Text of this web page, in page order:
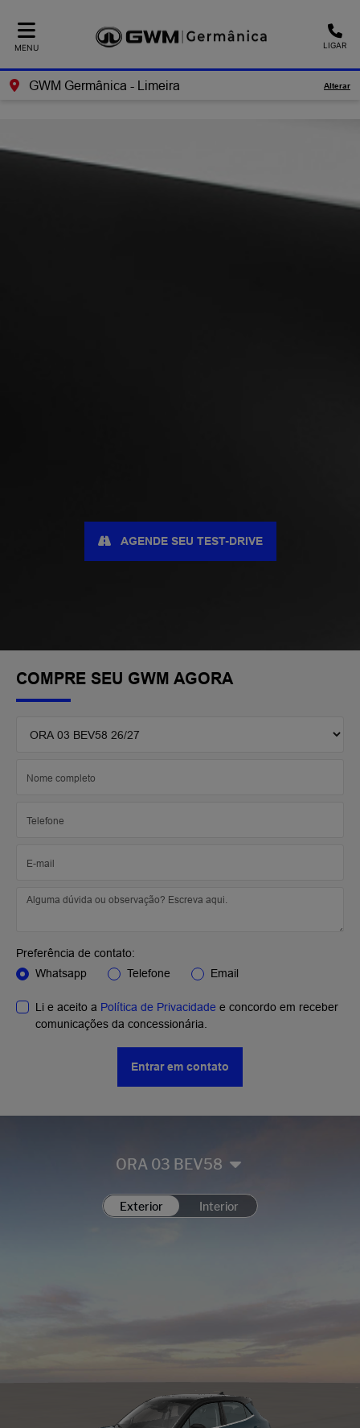
MENU LIGAR
GWM Germânica - Limeira Alterar
COMPRE SEU GWM AGORA
Preferência de contato:
Whatsapp
Telefone Email
Li e aceito a Política de Privacidade e concordo em receber
comunicações da concessionária.
Entrar em contato
AGENDE SEU TEST-DRIVE